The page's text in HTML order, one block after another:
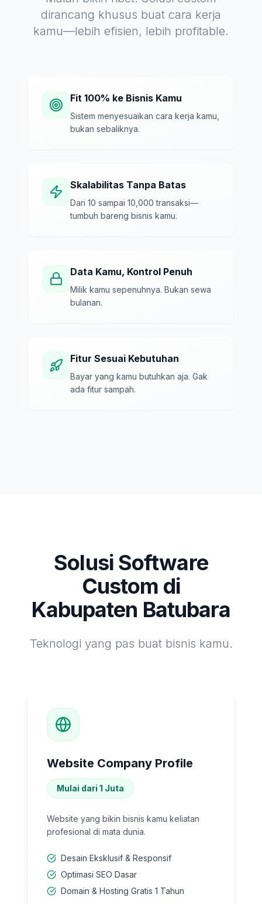
dirancang khusus buat cara kerja
kamu—lebih efisien, lebih profitable.
Fit 100% ke Bisnis Kamu
Sistem menyesuaikan cara kerja kamu,
bukan sebaliknya.
Skalabilitas Tanpa Batas
Dari 10 sampai 10,000 transaksi—
tumbuh bareng bisnis kamu.
Data Kamu, Kontrol Penuh
Milik kamu sepenuhnya. Bukan sewa
bulanan.
Fitur Sesuai Kebutuhan
Bayar yang kamu butuhkan aja. Gak
ada fitur sampah.
Solusi Software
Custom di
Kabupaten Batubara
Teknologi yang pas buat bisnis kamu.
Website Company Profile
Mulai dari 1 Juta
Website yang bikin bisnis kamu keliatan
profesional di mata dunia.
Desain Eksklusif & Responsif
Optimasi SEO Dasar
Domain & Hosting Gratis 1 Tahun